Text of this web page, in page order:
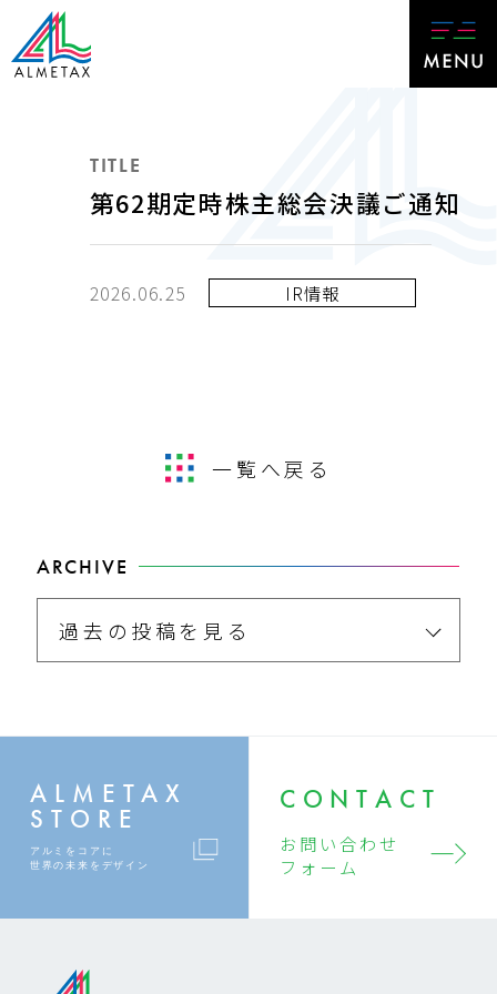
TITLE
第62期定時株主総会決議ご通知
2026.06.25 IR情報
一覧へ戻る
ARCHIVE
過去の投稿を見る
ALMETAX
STORE
アルミをコアに
世界の未来をデザイン
CONTACT
お問い合わせ
フォーム